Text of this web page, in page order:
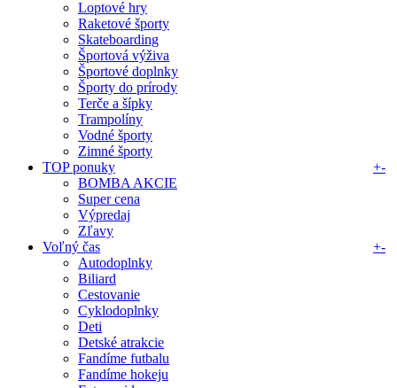
Loptové hry
Raketové športy
Skateboarding
Športová výživa
Športové doplnky
Športy do prírody
Terče a šípky
Trampolíny
Vodné športy
Zimné športy
TOP ponuky
+-
BOMBA AKCIE
Super cena
Výpredaj
Zľavy
Voľný čas
+-
Autodoplnky
Biliard
Cestovanie
Cyklodoplnky
Deti
Detské atrakcie
Fandíme futbalu
Fandíme hokeju